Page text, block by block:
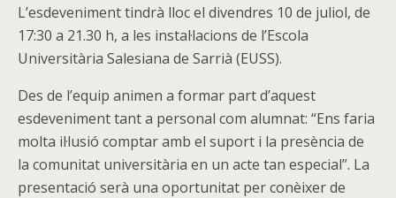
L’esdeveniment tindrà lloc el divendres 10 de juliol, de
17:30 a 21.30 h, a les instal·lacions de l’Escola
Universitària Salesiana de Sarrià (EUSS).
Des de l’equip animen a formar part d’aquest
esdeveniment tant a personal com alumnat: “Ens faria
molta il·lusió comptar amb el suport i la presència de
la comunitat universitària en un acte tan especial”. La
presentació serà una oportunitat per conèixer de